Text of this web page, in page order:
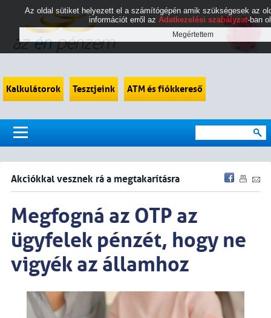
Kalkulátorok Tesztjeink ATM és fiókkereső
Akciókkal vesznek rá a megtakarításra
Megfogná az OTP az
ügyfelek pénzét, hogy ne
vigyék az államhoz
Az oldal sütiket helyezett el a számítógépén amik szükségesek az
információt erről az Adatkezelési szabályzat-ban